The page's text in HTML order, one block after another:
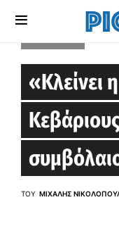
«Κλείνει
Κεβάριους
ΤΟΥ ΜΙΧΆΛΗΣ